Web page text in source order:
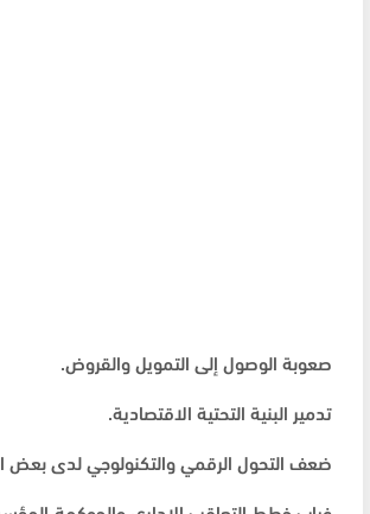
صعوبة الوصول إلى التمويل والقروض.
تدمير البنية التحتية الاقتصادية.
ضعف التحول الرقمي والتكنولوجي لدى بعض